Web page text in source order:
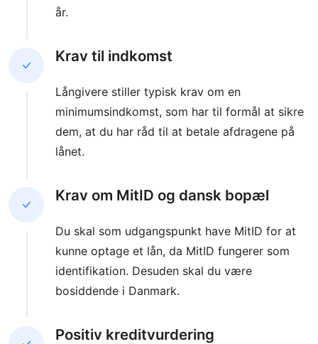
år.
Krav til indkomst
Långivere stiller typisk krav om en
minimumsindkomst, som har til formål at sikre
dem, at du har råd til at betale afdragene på
lånet.
Krav om MitID og dansk bopæl
Du skal som udgangspunkt have MitID for at
kunne optage et lån, da MitID fungerer som
identifikation. Desuden skal du være
bosiddende i Danmark.
Positiv kreditvurdering